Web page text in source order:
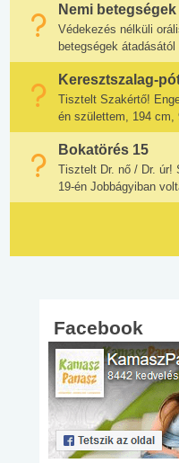
Nemi
Védekezés nélküli
betegségek átadásától
Keresztszalag-
Tisztelt Szakértő!
én születtem, 194 cm,
Bokatörés 15
Tisztelt Dr. nő / Dr. úr!
19-én Jobbágyiban
Facebook